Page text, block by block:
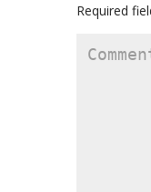
Required